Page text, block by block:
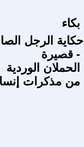
بكاء
حكاية الرجل
قصيرة -
الحملان الوردية
من مذكرات